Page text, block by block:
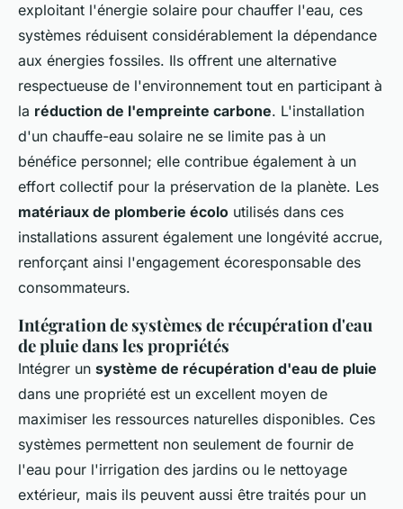
exploitant l'énergie solaire pour chauffer l'eau, ces
systèmes réduisent considérablement la dépendance
aux énergies fossiles. Ils offrent une alternative
respectueuse de l'environnement tout en participant à
la réduction de l'empreinte carbone. L'installation
d'un chauffe-eau solaire ne se limite pas à un
bénéfice personnel; elle contribue également à un
effort collectif pour la préservation de la planète. Les
matériaux de plomberie écolo utilisés dans ces
installations assurent également une longévité accrue,
renforçant ainsi l'engagement écoresponsable des
consommateurs.
Intégration de systèmes de récupération d'eau
de pluie dans les propriétés
Intégrer un système de récupération d'eau de pluie
dans une propriété est un excellent moyen de
maximiser les ressources naturelles disponibles. Ces
systèmes permettent non seulement de fournir de
l'eau pour l'irrigation des jardins ou le nettoyage
extérieur, mais ils peuvent aussi être traités pour un